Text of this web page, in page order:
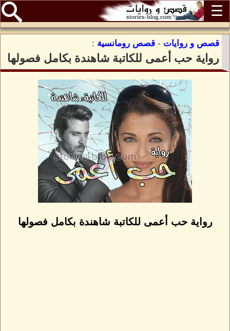
☰
قصص و روايات - قصص رومانسية :
رواية حب أعمى للكاتبة شاهندة بكامل فصولها
رواية حب أعمى للكاتبة شاهندة بكامل فصولها